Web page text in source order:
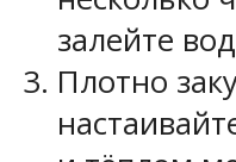
залейте
Плотно